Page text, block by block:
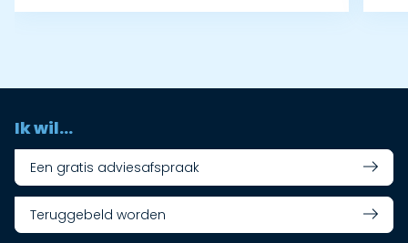
Ik wil...
Een gratis adviesafspraak
Teruggebeld worden